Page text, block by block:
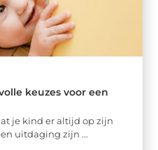
keuzes voor een
je kind er altijd op zijn
uitdaging zijn ...